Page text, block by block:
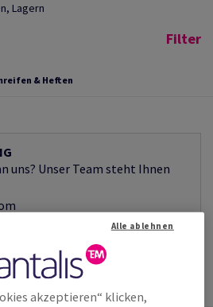
Lagern
Filter
& Heften
uns? Unser Team steht Ihnen
akzeptieren“ klicken,
Alle ablehnen